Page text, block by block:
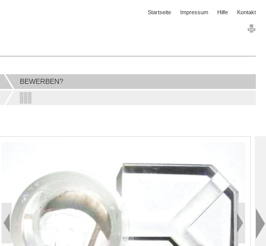
Startseite Impressum Hilfe Kontakt
BEWERBEN?